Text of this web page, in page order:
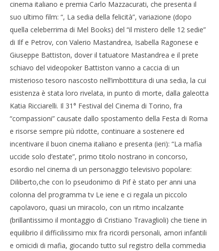
NOW VIEWING
Sogni e prospettive al TIFF 2013
27/11/2013
Redazione
cinema italiano e premia Carlo Mazzacurati, che presenta il
suo ultimo film: “, La sedia della felicità”, variazione (dopo
quella celeberrima di Mel Books) del “il mistero delle 12 sedie”
di Ilf e Petrov, con Valerio Mastandrea, Isabella Ragonese e
Giuseppe Battiston, dover il tatuatore Mastandrea e il prete
schiavo del videopoker Battiston vanno a caccia di un
misterioso tesoro nascosto nell’imbottitura di una sedia, la cui
esistenza è stata loro rivelata, in punto di morte, dalla galeotta
Katia Ricciarelli. Il 31° Festival del Cinema di Torino, fra
“compassioni” causate dallo spostamento della Festa di Roma
e risorse sempre più ridotte, continuare a sostenere ed
incentivare il buon cinema italiano e presenta (ieri): “La mafia
uccide solo d’estate”, primo titolo nostrano in concorso,
esordio nel cinema di un personaggio televisivo popolare:
Diliberto,che con lo pseudonimo di Pif è stato per anni una
colonna del programma tv Le iene e ci regala un piccolo
capolavoro, quasi un miracolo, con un ritmo incalzante
(brillantissimo il montaggio di Cristiano Travaglioli) che tiene in
equilibrio il difficilissimo mix fra ricordi personali, amori infantili
e omicidi di mafia, giocando tutto sul registro della commedia